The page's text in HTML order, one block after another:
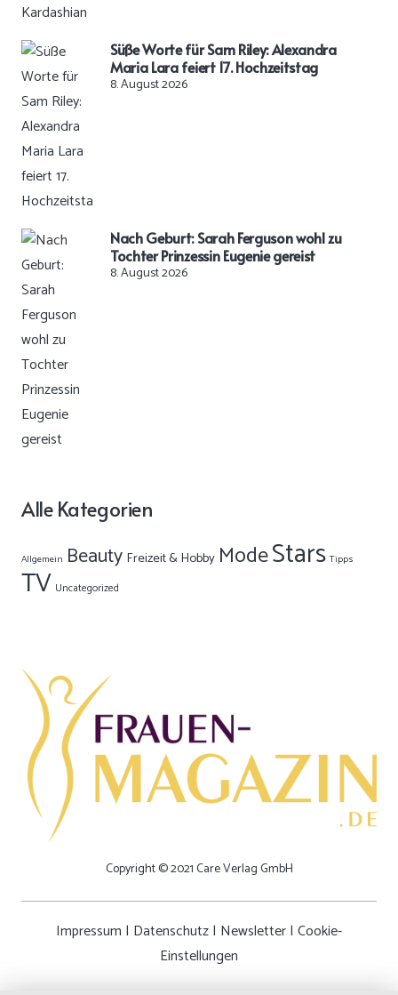
Süße Worte für Sam Riley: Alexandra
Maria Lara feiert 17. Hochzeitstag
8. August 2026
Nach Geburt: Sarah Ferguson wohl zu
Tochter Prinzessin Eugenie gereist
8. August 2026
Alle Kategorien
Allgemein Beauty Freizeit & Hobby ModeStars Tipps
TV Uncategorized
Copyright © 2021 Care Verlag GmbH
Impressum | Datenschutz| Newsletter| Cookie-
Einstellungen